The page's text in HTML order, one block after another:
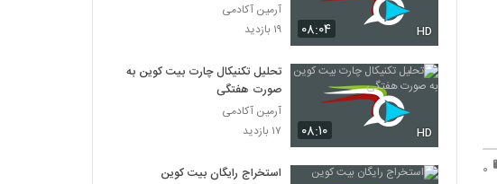
۰
۰۸:۰۴ HD
آرمین آکادمی
۱۹ بازدید
۰۸:۱۰ HD
تحلیل تکنیکال چارت بیت کوین به
صورت هفتگی
آرمین آکادمی
۱۷ بازدید
استخراج رایگان بیت کوین